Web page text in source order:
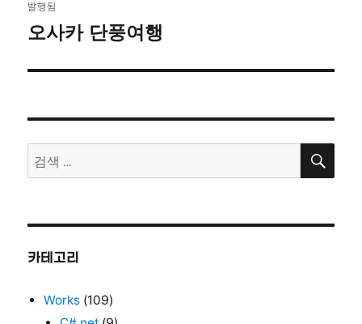
탐
발행됨
오사카 단풍여행
검
색:
검
카테고리
Works (109)